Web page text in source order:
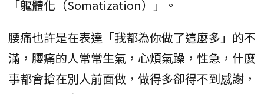
「軀體化（Somatization）」。
腰痛也許是在表達「我都為你做了這麼多」的不
滿，腰痛的人常常生氣，心煩氣躁，性急，什麼
事都會搶在別人前面做，做得多卻得不到感謝，